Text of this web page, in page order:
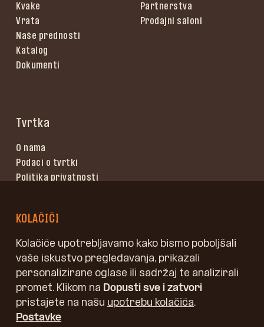
Kvake
Vrata
Naše prednosti
Katalog
Dokumenti
Partnerstva
Prodajni saloni
Tvrtka
O nama
Podaci o tvrtki
Politika privatnosti
KOLAČIĆI
Kolačiće upotrebljavamo kako bismo poboljšali
vaše iskustvo pregledavanja, prikazali
personalizirane oglase ili sadržaj te analizirali
promet. Klikom na Dopusti sve i zatvori
pristajete na našu upotrebu kolačića.
Postavke